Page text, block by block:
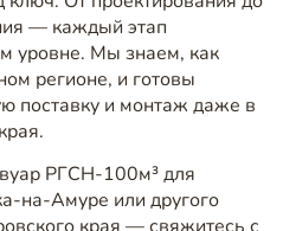
— каждый этап
уровне. Мы знаем, как
регионе, и готовы
поставку и монтаж даже в
РГСН-100м³ для
на-Амуре или другого